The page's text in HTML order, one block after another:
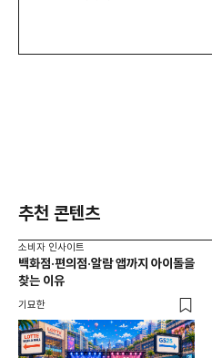
추천 콘텐츠
소비자 인사이트
백화점·편의점·알람 앱까지 아이돌을
찾는 이유
기묘한